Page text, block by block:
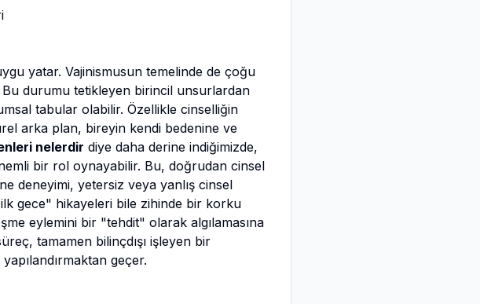
yatar. Vajinismusun temelinde de çoğu
durumu tetikleyen birincil unsurlardan
tabular olabilir. Özellikle cinselliğin
arka plan, bireyin kendi bedenine ve
nelerdir diye daha derine indiğimizde,
bir rol oynayabilir. Bu, doğrudan cinsel
deneyimi, yetersiz veya yanlış cinsel
gece" hikayeleri bile zihinde bir korku
eylemini bir "tehdit" olarak algılamasına
tamamen bilinçdışı işleyen bir
geçer.